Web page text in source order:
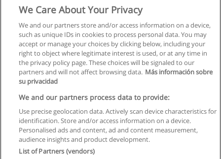
Profesjonalne umiejętności wychowawcze
Więcej informacji
Regulamin
Polityka ochrony danych osobowych
Kontakt z Educaedu
Copyright © Educaedu Business S.L. - CIF : B-95610580: -
We Care About Your Privacy
We and our partners store and/or access information on a device,
such as unique IDs in cookies to process personal data. You may
accept or manage your choices by clicking below, including your
right to object where legitimate interest is used, or at any time in
the privacy policy page. These choices will be signaled to our
partners and will not affect browsing data. Más información sobre
su privacidad
We and our partners process data to provide:
Use precise geolocation data. Actively scan device characteristics for
identification. Store and/or access information on a device.
Personalised ads and content, ad and content measurement,
audience insights and product development.
List of Partners (vendors)